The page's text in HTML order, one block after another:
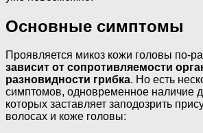
Основные симптомы
Проявляется микоз кожи головы по-
зависит от сопротивляемости
разновидности грибка. Но есть
симптомов, одновременное наличие
которых заставляет заподозрить
волосах и коже головы: